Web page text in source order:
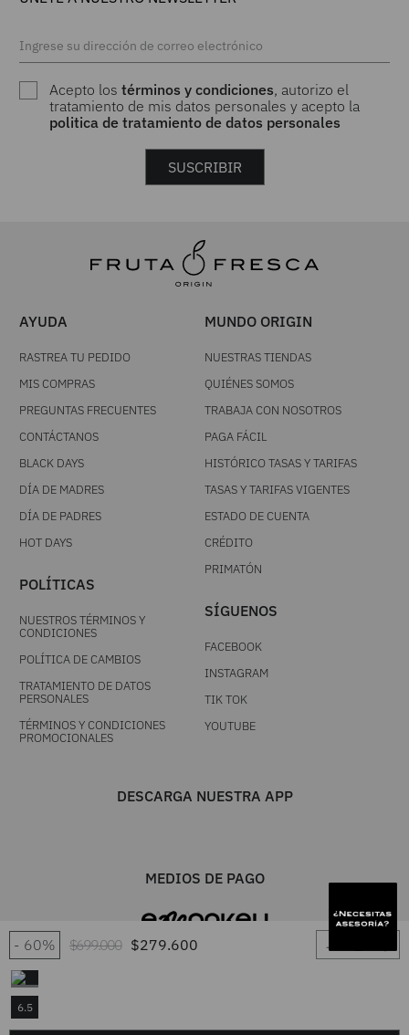
60% $699.000 $279.600 －
6.5
Acepto lostérminos y condiciones, autorizo el
tratamiento de mis datos personales y acepto la
politica de tratamiento de datos personales
SUSCRIBIR
AYUDA
RASTREA TU PEDIDO
MIS COMPRAS
PREGUNTAS FRECUENTES
CONTÁCTANOS
BLACK DAYS
DÍA DE MADRES
DÍA DE PADRES
HOT DAYS
POLÍTICAS
NUESTROS TÉRMINOS Y
CONDICIONES
POLÍTICA DE CAMBIOS
TRATAMIENTO DE DATOS
PERSONALES
TÉRMINOS Y CONDICIONES
PROMOCIONALES
MUNDO ORIGIN
NUESTRAS TIENDAS
QUIÉNES SOMOS
TRABAJA CON NOSOTROS
PAGA FÁCIL
HISTÓRICO TASAS Y TARIFAS
TASAS Y TARIFAS VIGENTES
ESTADO DE CUENTA
CRÉDITO
PRIMATÓN
SÍGUENOS
FACEBOOK
INSTAGRAM
TIK TOK
YOUTUBE
DESCARGA NUESTRA APP
MEDIOS DE PAGO